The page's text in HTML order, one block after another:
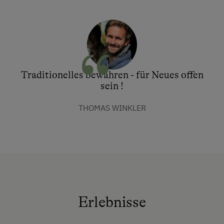
Traditionelles bewahren - für Neues offen
sein !
THOMAS WINKLER
Erlebnisse